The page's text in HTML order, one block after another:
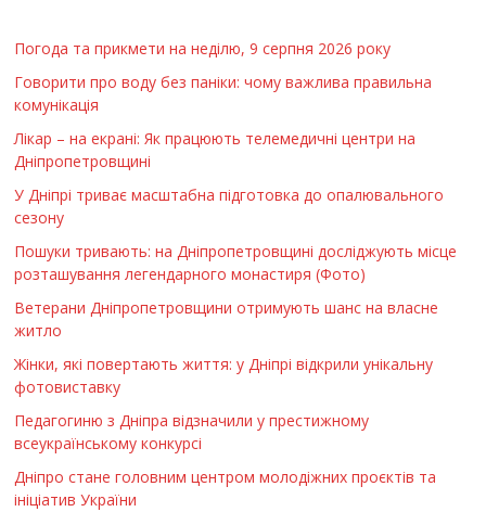
Погода та прикмети на неділю, 9 серпня 2026 року
Говорити про воду без паніки: чому важлива правильна
комунікація
Лікар – на екрані: Як працюють телемедичні центри на
Дніпропетровщині
У Дніпрі триває масштабна підготовка до опалювального
сезону
Пошуки тривають: на Дніпропетровщині досліджують місце
розташування легендарного монастиря (Фото)
Ветерани Дніпропетровщини отримують шанс на власне
житло
Жінки, які повертають життя: у Дніпрі відкрили унікальну
фотовиставку
Педагогиню з Дніпра відзначили у престижному
всеукраїнському конкурсі
Дніпро стане головним центром молодіжних проєктів та
ініціатив України